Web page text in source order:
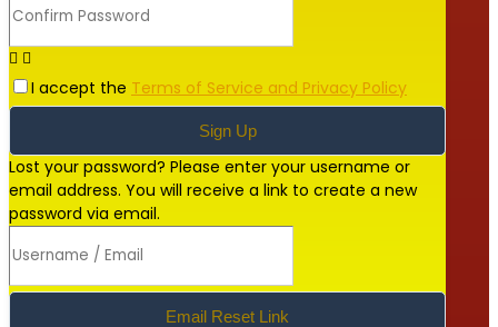
I accept the Terms of Service and Privacy Policy
Sign Up
Lost your password? Please enter your username or
email address. You will receive a link to create a new
password via email.
Email Reset Link